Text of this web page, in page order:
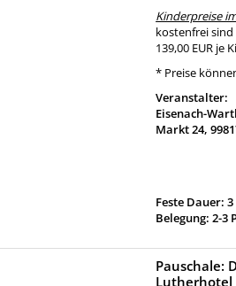
Kinderpreise
kostenfrei
139,00 EUR
* Preise
Veranstalter:
Eisenach-
Markt 24,
Feste Dauer:
Belegung: 2-3
Pauschale:
Lutherhotel